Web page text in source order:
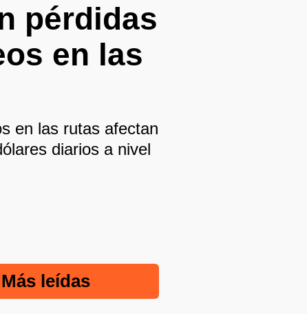
pérdidas
en las
en las rutas afectan
diarios a nivel
Más leídas